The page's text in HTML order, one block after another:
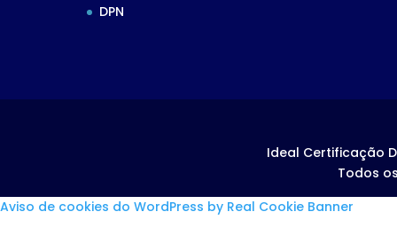
DPN
Ideal Certificação
Todos
Aviso de cookies do WordPress by Real Cookie Banner